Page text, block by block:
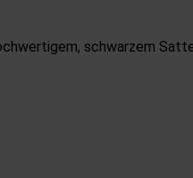
schwarzem